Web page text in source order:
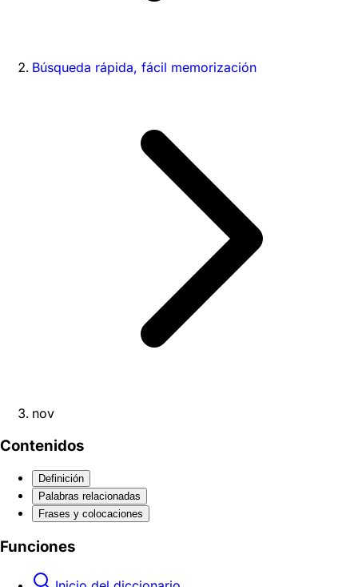
Búsqueda rápida, fácil memorización
nov
Contenidos
Definición
Palabras relacionadas
Frases y colocaciones
Funciones